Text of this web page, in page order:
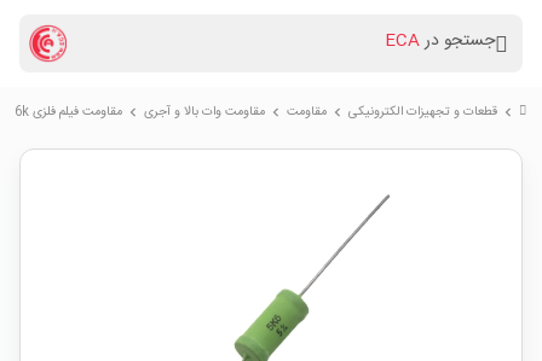
جستجو درECA
chevron_right قطعات و تجهیزات الکترونیکی chevron_right مقاومت chevron_right مقاومت وات بالا و آجری chevron_right مقاومت فیلم فلزی 5.6k اهم 2 وات